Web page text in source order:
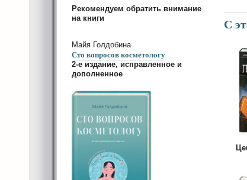
С
Рекомендуем обратить внимание
на книги
Майя Голдобина
Сто вопросов косметологу
2-е издание, исправленное и
дополненное